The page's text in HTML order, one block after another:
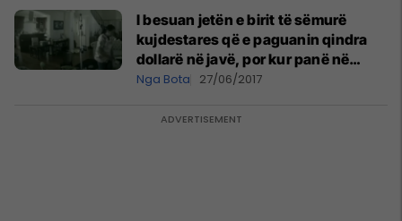
I besuan jetën e birit të sëmurë
kujdestares që e paguanin qindra
dollarë në javë, por kur panë në
kamera çfarë i bënte - mbetën të
Nga Bota 27/06/2017